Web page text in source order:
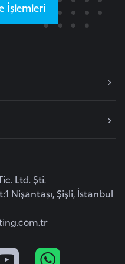
İşlemleri
Ltd. Şti.
Nişantaşı, Şişli, İstanbul